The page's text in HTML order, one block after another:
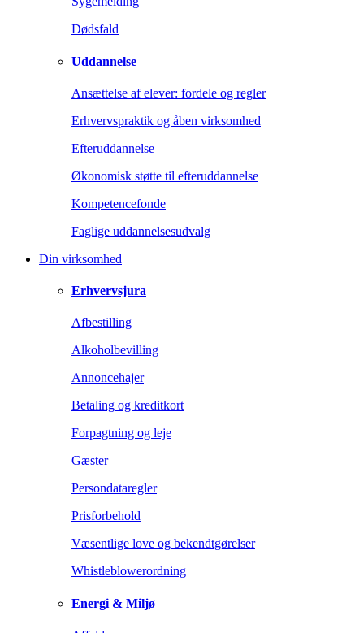
Dødsfald
Uddannelse
Ansættelse af elever: fordele og regler
Erhvervspraktik og åben virksomhed
Efteruddannelse
Økonomisk støtte til efteruddannelse
Kompetencefonde
Faglige uddannelsesudvalg
Din virksomhed
Erhvervsjura
Afbestilling
Alkoholbevilling
Annoncehajer
Betaling og kreditkort
Forpagtning og leje
Gæster
Persondataregler
Prisforbehold
Væsentlige love og bekendtgørelser
Whistleblowerordning
Energi & Miljø